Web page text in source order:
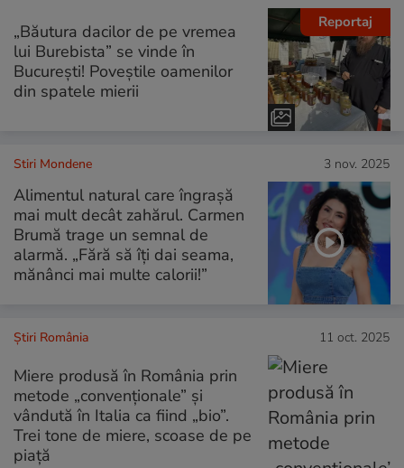
Reportaj
„Băutura dacilor de pe vremea
lui Burebista” se vinde în
București! Poveștile oamenilor
din spatele mierii
Stiri Mondene 3 nov. 2025
Alimentul natural care îngrașă
mai mult decât zahărul. Carmen
Brumă trage un semnal de
alarmă. „Fără să îți dai seama,
mănânci mai multe calorii!”
Știri România 11 oct. 2025
Miere produsă în România prin
metode „convenționale” și
vândută în Italia ca fiind „bio”.
Trei tone de miere, scoase de pe
piață